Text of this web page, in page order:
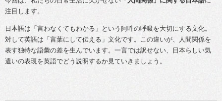
注目します。
日本語は「言わなくてもわかる」という阿吽の呼吸を大切にする文化。
対して英語は「言葉にして伝える」文化です。この違いが、人間関係を
表す独特な語彙の差を生んでいます。一言では訳せない、日本らしい気
遣いの表現を英語でどう説明するか見ていきましょう。